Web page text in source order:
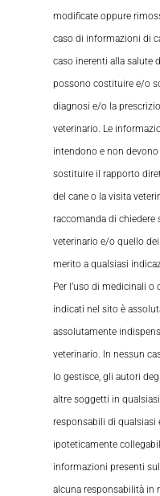
modificate oppure
caso di informazioni di
caso inerenti alla salute
possono costituire e/o
diagnosi e/o la
veterinario. Le
intendono e non
sostituire il rapporto
del cane o la visita
raccomanda di chiedere
veterinario e/o quello
merito a qualsiasi
Per l’uso di medicinali
indicati nel sito è
assolutamente
veterinario. In nessun
lo gestisce, gli autori
altre soggetti in
responsabili di qualsiasi
ipoteticamente
informazioni presenti
alcuna responsabilità in